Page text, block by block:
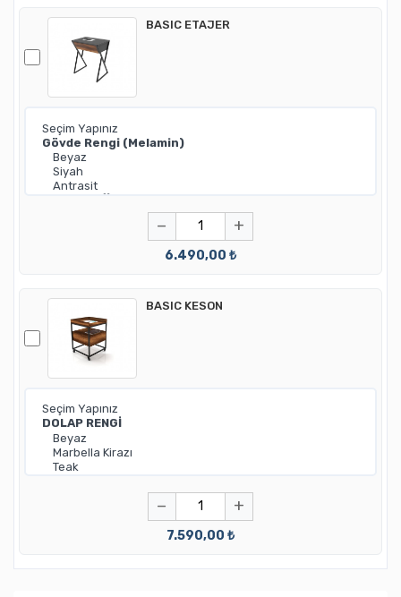
BASIC ETAJER
− +
6.490,00 ₺
BASIC KESON
− +
7.590,00 ₺